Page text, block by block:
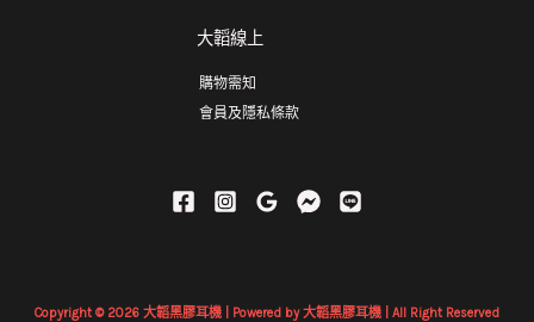
大韜線上
購物需知
會員及隱私條款
Copyright © 2026 大韜黑膠耳機 | Powered by 大韜黑膠耳機 | All Right Reserved